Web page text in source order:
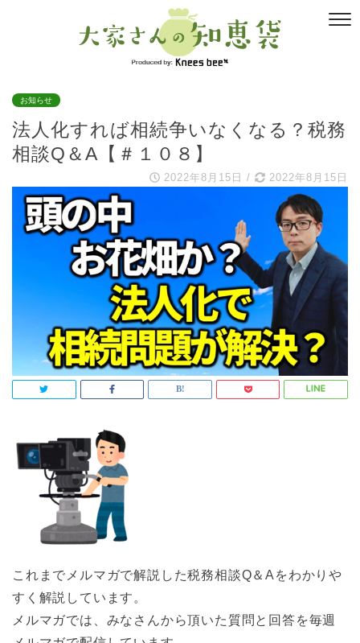
お知らせ
法人化すれば相続争いなくなる？税務
相談Q＆A【＃１０８】
2022年8月15日 / 2022年8月15日
これまでメルマガで解説した税務相談Q＆Aをわかりや
すく解説しています。
メルマガでは、みなさんから頂いた質問と回答を毎週